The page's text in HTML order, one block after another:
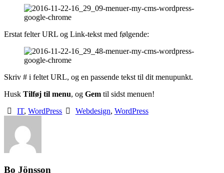
Erstat felter URL og Link-tekst med følgende:
Skriv # i feltet URL, og en passende tekst til dit menupunkt.
Husk Tilføj til menu, og Gem til sidst menuen!
IT,WordPress Webdesign, WordPress
Bo Jönsson